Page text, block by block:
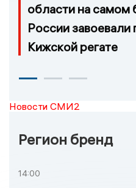
области на самом
России завоевали
Кижской регате
Новости СМИ2
Регион бренд
14:00